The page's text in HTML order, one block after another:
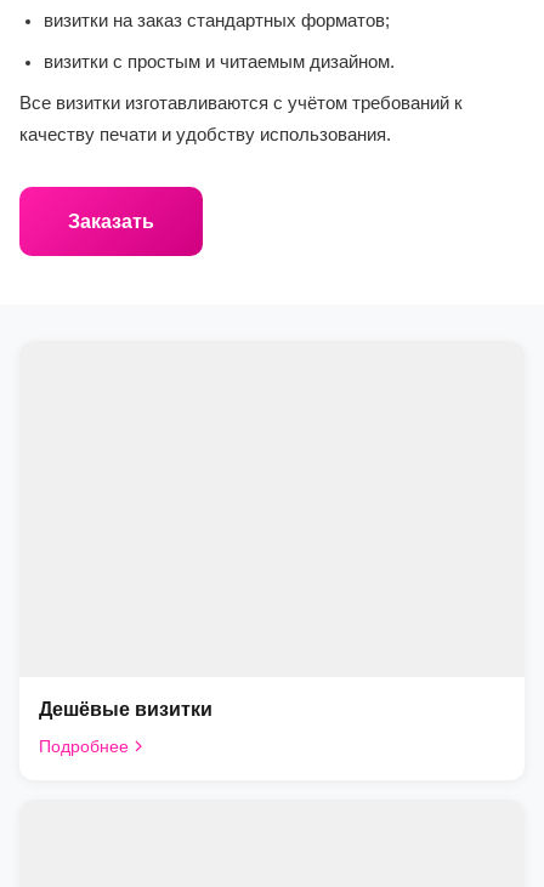
визитки на заказ стандартных форматов;
визитки с простым и читаемым дизайном.
Все визитки изготавливаются с учётом требований к
качеству печати и удобству использования.
Заказать
Дешёвые визитки
Подробнее